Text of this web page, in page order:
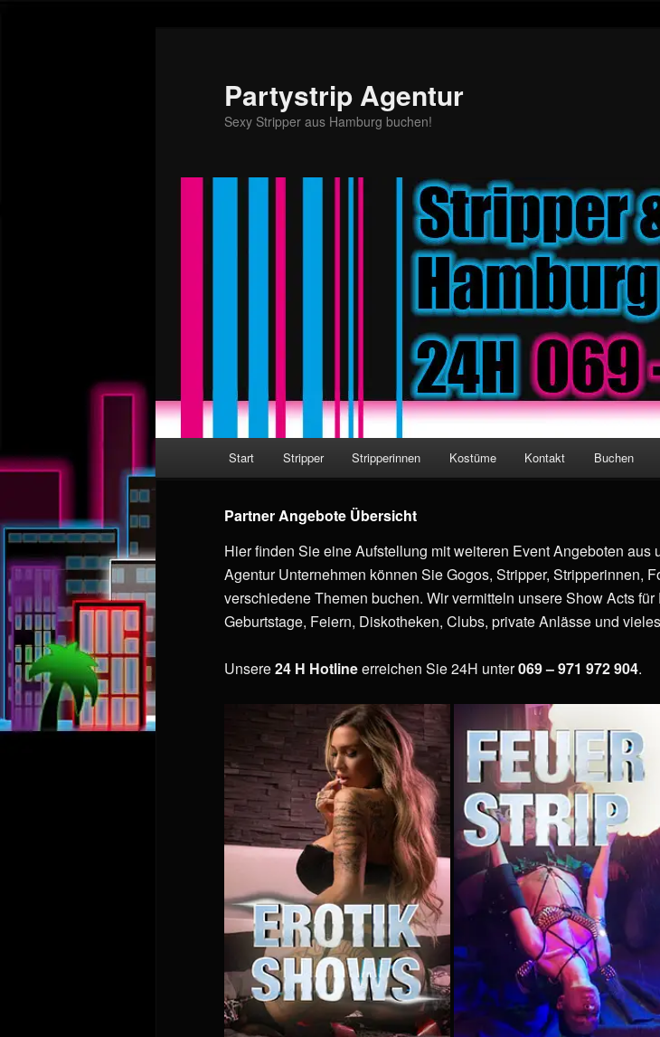
Partystrip Agentur
Sexy Stripper aus Hamburg buchen!
Zum Inhalt wechseln
Zum sekundären Inhalt wechseln
Start Stripper Stripperinnen Kostüme Kontakt Buchen
Partner Angebote Übersicht
Hier finden Sie eine Aufstellung mit weiteren Event Angeboten aus
Agentur Unternehmen können Sie Gogos, Stripper, Stripperinnen,
verschiedene Themen buchen. Wir vermitteln unsere Show Acts
Geburtstage, Feiern, Diskotheken, Clubs, private Anlässe und
Unsere24 H Hotlineerreichen Sie 24H unter069 – 971 972 904.